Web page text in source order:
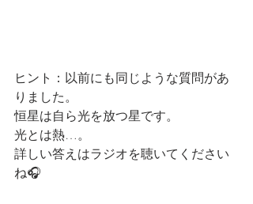
ヒント：以前にも同じような質問があ
りました。
恒星は自ら光を放つ星です。
光とは熱…。
詳しい答えはラジオを聴いてください
ね🎧